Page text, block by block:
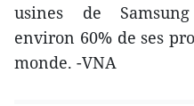
usines de
environ 60% de ses
monde. -VNA